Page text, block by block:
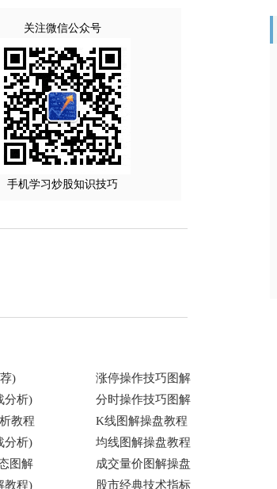
关注微信公众号
手机学习炒股知识技巧